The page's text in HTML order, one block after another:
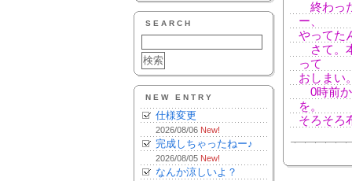
SEARCH
NEW ENTRY
仕様変更
2026/08/06 New!
完成しちゃったねー♪
2026/08/05 New!
なんか涼しいよ？
終わっ
ー、
やってた
さて。
って
おしまい
0時前か
を。
そろそろ